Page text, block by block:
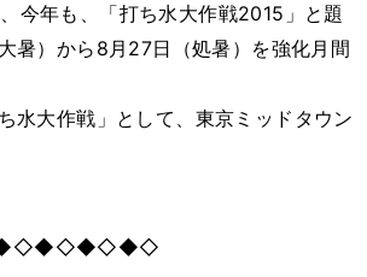
今年も、「打ち水大作戦2015」と題
暑）から8月27日（処暑）を強化月間
水大作戦」として、東京ミッドタウン